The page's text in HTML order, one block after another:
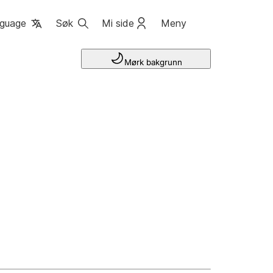
Søk Mi side Meny
Mørk bakgrunn